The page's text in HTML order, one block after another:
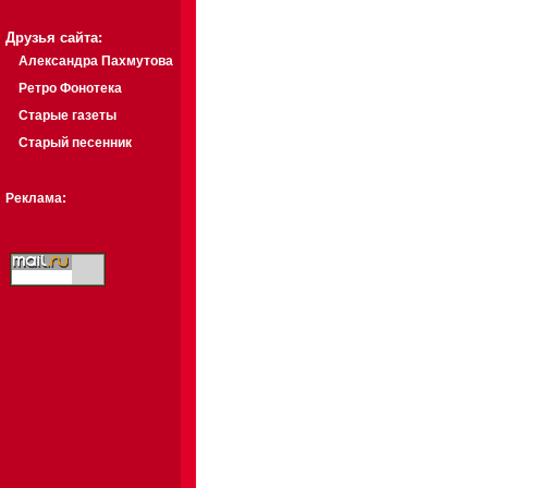
Друзья сайта:
Александра Пахмутова
Ретро Фонотека
Старые газеты
Старый песенник
Реклама: